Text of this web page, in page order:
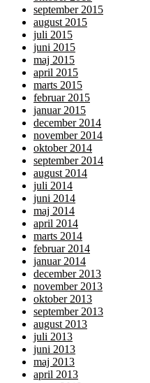
september 2015
august 2015
juli 2015
juni 2015
maj 2015
april 2015
marts 2015
februar 2015
januar 2015
december 2014
november 2014
oktober 2014
september 2014
august 2014
juli 2014
juni 2014
maj 2014
april 2014
marts 2014
februar 2014
januar 2014
december 2013
november 2013
oktober 2013
september 2013
august 2013
juli 2013
juni 2013
maj 2013
april 2013